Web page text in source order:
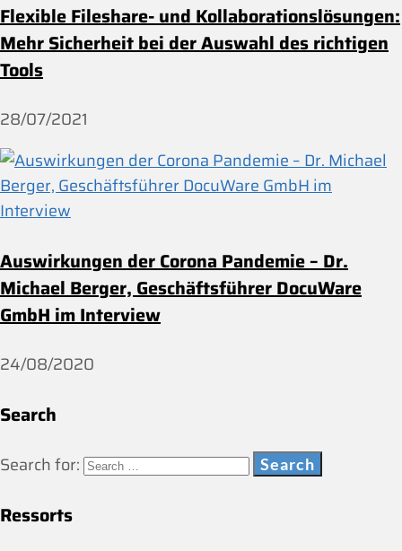
Flexible Fileshare- und Kollaborationslösungen:
Mehr Sicherheit bei der Auswahl des richtigen
Tools
28/07/2021
Auswirkungen der Corona Pandemie – Dr.
Michael Berger, Geschäftsführer DocuWare
GmbH im Interview
24/08/2020
Search
Search for:
Ressorts